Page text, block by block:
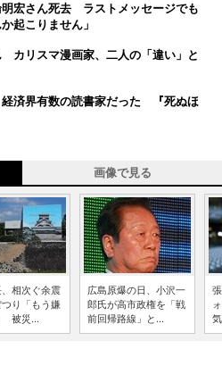
宏さん死去 ラストメッセージでも
起こりません」
カリスマ漫画家、二人の「違い」と
済界有数の読書家だった 『死ぬほ
画像で見る
相次ぐ余震
り「もう嫌
被災...
広島原爆の日、小沢一
郎氏が高市政権を「戦
前回帰路線」と...